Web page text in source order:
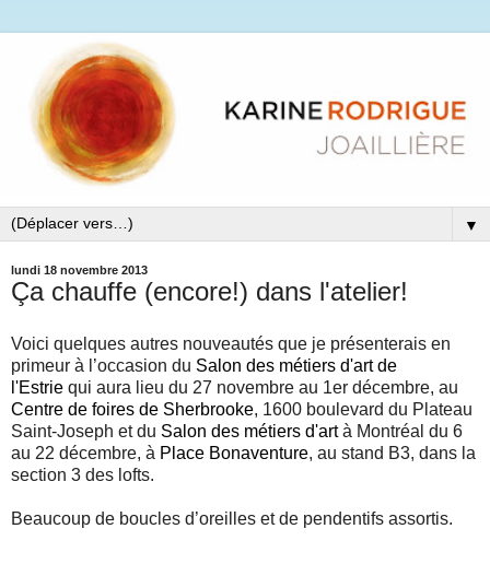
▼
lundi 18 novembre 2013
Ça chauffe (encore!) dans l'atelier!
Voici quelques autres nouveautés que je présenterais en
primeur à l’occasion du Salon des métiers d'art de
l'Estrie qui aura lieu du 27 novembre au 1er décembre, au
Centre de foires de Sherbrooke, 1600 boulevard du Plateau
Saint-Joseph et du Salon des métiers d'artà Montréal du 6
au 22 décembre, à Place Bonaventure, au stand B3, dans la
section 3 des lofts.
Beaucoup de boucles d’oreilles et de pendentifs assortis.